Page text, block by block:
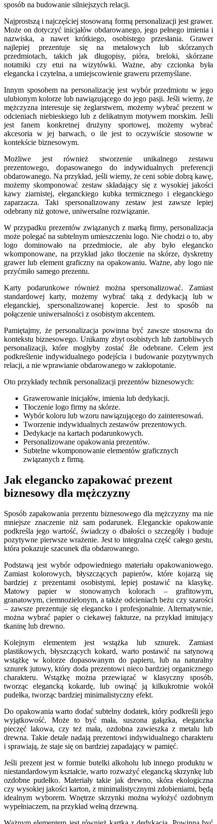
sposób na budowanie silniejszych relacji.
Najprostszą i najczęściej stosowaną formą personalizacji jest grawer.
Może on dotyczyć inicjałów obdarowanego, jego pełnego imienia i
nazwiska, a nawet krótkiego, osobistego przesłania. Grawer
najlepiej prezentuje się na metalowych lub skórzanych
przedmiotach, takich jak długopisy, pióra, breloki, skórzane
notatniki czy etui na wizytówki. Ważne, aby czcionka była
elegancka i czytelna, a umiejscowienie graweru przemyślane.
Innym sposobem na personalizację jest wybór przedmiotu w jego
ulubionym kolorze lub nawiązującego do jego pasji. Jeśli wiemy, że
mężczyzna interesuje się żeglarstwem, możemy wybrać prezent w
odcieniach niebieskiego lub z delikatnym motywem morskim. Jeśli
jest fanem konkretnej drużyny sportowej, możemy wybrać
akcesoria w jej barwach, o ile jest to oczywiście stosowne w
kontekście biznesowym.
Możliwe jest również stworzenie unikalnego zestawu
prezentowego, dopasowanego do indywidualnych preferencji
obdarowanego. Na przykład, jeśli wiemy, że ceni sobie dobrą kawę,
możemy skomponować zestaw składający się z wysokiej jakości
kawy ziarnistej, eleganckiego kubka termicznego i eleganckiego
zaparzacza. Taki spersonalizowany zestaw jest zawsze lepiej
odebrany niż gotowe, uniwersalne rozwiązanie.
W przypadku prezentów związanych z marką firmy, personalizacja
może polegać na subtelnym umieszczeniu logo. Nie chodzi o to, aby
logo dominowało na przedmiocie, ale aby było elegancko
wkomponowane, na przykład jako tłoczenie na skórze, dyskretny
grawer lub element graficzny na opakowaniu. Ważne, aby logo nie
przyćmiło samego prezentu.
Karty podarunkowe również można spersonalizować. Zamiast
standardowej karty, możemy wybrać taką z dedykacją lub w
eleganckiej, spersonalizowanej kopercie. Jest to sposób na
połączenie uniwersalności z osobistym akcentem.
Pamiętajmy, że personalizacja powinna być zawsze stosowna do
kontekstu biznesowego. Unikamy zbyt osobistych lub żartobliwych
personalizacji, które mogłyby zostać źle odebrane. Celem jest
podkreślenie indywidualnego podejścia i budowanie pozytywnych
relacji, a nie wprawianie obdarowanego w zakłopotanie.
Oto przykłady technik personalizacji prezentów biznesowych:
Grawerowanie inicjałów, imienia lub dedykacji.
Tłoczenie logo firmy na skórze.
Wybór koloru lub wzoru nawiązującego do zainteresowań.
Tworzenie indywidualnych zestawów prezentowych.
Dedykacje na kartach podarunkowych.
Personalizowane opakowania prezentów.
Subtelne wkomponowanie elementów graficznych
związanych z firmą.
Jak elegancko zapakować prezent
biznesowy dla mężczyzny
Sposób zapakowania prezentu biznesowego dla mężczyzny ma nie
mniejsze znaczenie niż sam podarunek. Eleganckie opakowanie
podkreśla jego wartość, świadczy o dbałości o szczegóły i buduje
pozytywne pierwsze wrażenie. Jest to integralna część całego gestu,
która pokazuje szacunek dla obdarowanego.
Podstawą jest wybór odpowiedniego materiału opakowaniowego.
Zamiast kolorowych, błyszczących papierów, które kojarzą się
bardziej z prezentami osobistymi, lepiej postawić na klasykę.
Matowy papier w stonowanych kolorach – grafitowym,
granatowym, ciemnozielonym, a także odcieniach beżu czy szarości
– zawsze prezentuje się elegancko i profesjonalnie. Alternatywnie,
można wybrać papier o ciekawej fakturze, na przykład imitujący
tkaninę lub drewno.
Kolejnym elementem jest wstążka lub sznurek. Zamiast
plastikowych, błyszczących kokard, warto postawić na satynową
wstążkę w kolorze dopasowanym do papieru, lub na naturalny
sznurek jutowy, który doda prezentowi nieco bardziej organicznego
charakteru. Wstążkę można przewiązać w klasyczny sposób,
tworząc elegancką kokardę, lub owinąć ją kilkukrotnie wokół
pudełka, tworząc bardziej minimalistyczny efekt.
Do opakowania warto dodać subtelny dodatek, który podkreśli jego
wyjątkowość. Może to być mała, suszona gałązka, elegancka
pieczęć lakowa, czy też mała, ozdobna zawieszka z metalu lub
drewna. Takie detale nadają prezentowi indywidualnego charakteru
i sprawiają, że staje się on bardziej zapadający w pamięć.
Jeśli prezent jest w formie butelki alkoholu lub innego produktu w
niestandardowym kształcie, warto rozważyć elegancką skrzynkę lub
ozdobne pudełko. Materiały takie jak drewno, skóra ekologiczna
czy wysokiej jakości karton, z minimalistycznymi zdobieniami, będą
idealnym wyborem. Wnętrze skrzynki można wyłożyć ozdobnym
wypełniaczem, na przykład wełną drzewną.